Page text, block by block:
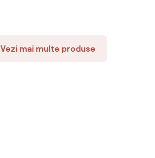
Vezi mai multe produse